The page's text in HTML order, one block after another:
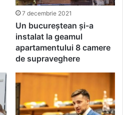
7 decembrie 2021
Un bucureștean și-a
instalat la geamul
apartamentului 8 camere
de supraveghere